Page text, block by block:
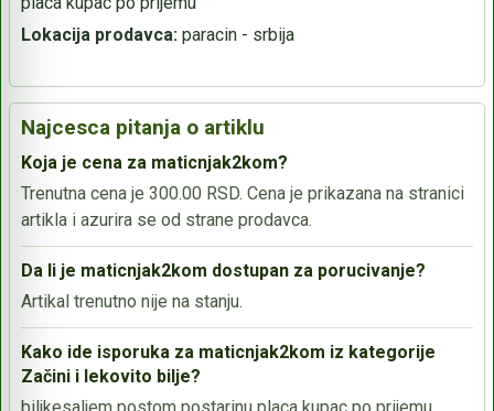
Lokacija prodavca: paracin - srbija
Najcesca pitanja o artiklu
Koja je cena za maticnjak2kom?
Trenutna cena je 300.00 RSD. Cena je prikazana na stranici
artikla i azurira se od strane prodavca.
Da li je maticnjak2kom dostupan za porucivanje?
Artikal trenutno nije na stanju.
Kako ide isporuka za maticnjak2kom iz kategorije
Začini i lekovito bilje?